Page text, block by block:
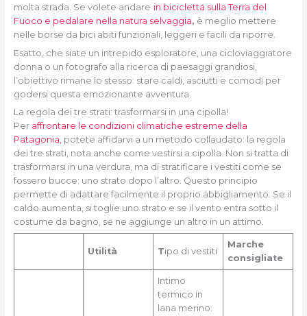
molta strada. Se volete andare in bicicletta sulla Terra del
Fuoco e pedalare nella natura selvaggia, è meglio mettere
nelle borse da bici abiti funzionali, leggeri e facili da riporre.
Esatto, che siate un intrepido esploratore, una cicloviaggiatore
donna o un fotografo alla ricerca di paesaggi grandiosi,
l’obiettivo rimane lo stesso: stare caldi, asciutti e comodi per
godersi questa emozionante avventura.
La regola dei tre strati: trasformarsi in una cipolla!
Per affrontare le condizioni climatiche estreme della
Patagonia, potete affidarvi a un metodo collaudato: la regola
dei tre strati, nota anche come vestirsi a cipolla. Non si tratta di
trasformarsi in una verdura, ma di stratificare i vestiti come se
fossero bucce: uno strato dopo l’altro. Questo principio
permette di adattare facilmente il proprio abbigliamento. Se il
caldo aumenta, si toglie uno strato e se il vento entra sotto il
costume da bagno, se ne aggiunge un altro in un attimo.
Utilità Tipo di vestiti
Marche
consigliate
Intimo
termico in
lana merino: